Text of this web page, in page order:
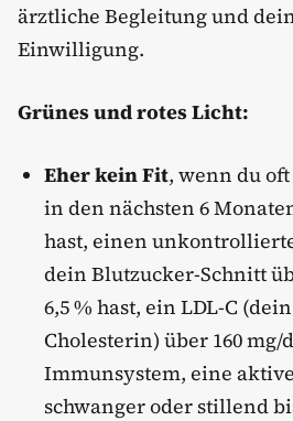
ärztliche Begleitung und
Einwilligung.
Grünes und rotes Licht:
Eher kein Fit, wenn du
in den nächsten 6
hast, einen
dein Blutzucker-Schnitt
6,5 % hast, ein LDL-C
Cholesterin) über 160 mg/
Immunsystem, eine
schwanger oder stillend